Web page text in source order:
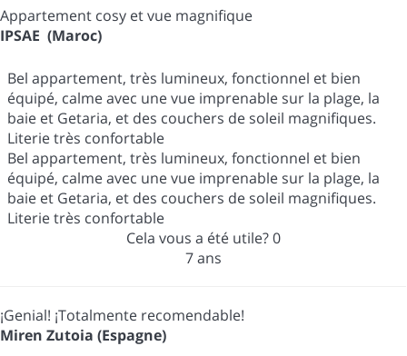
Appartement cosy et vue magnifique
IPSAE (Maroc)
Bel appartement, très lumineux, fonctionnel et bien
équipé, calme avec une vue imprenable sur la plage, la
baie et Getaria, et des couchers de soleil magnifiques.
Literie très confortable
Bel appartement, très lumineux, fonctionnel et bien
équipé, calme avec une vue imprenable sur la plage, la
baie et Getaria, et des couchers de soleil magnifiques.
Literie très confortable
Cela vous a été utile?0
7 ans
¡Genial! ¡Totalmente recomendable!
Miren Zutoia (Espagne)